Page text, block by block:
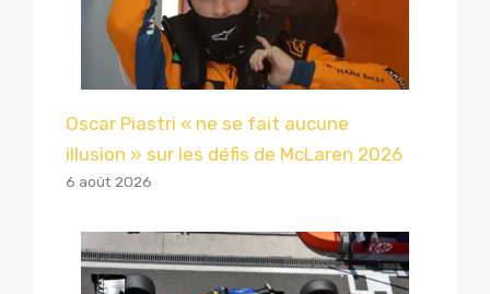
Oscar Piastri « ne se fait aucune
illusion » sur les défis de McLaren 2026
6 août 2026